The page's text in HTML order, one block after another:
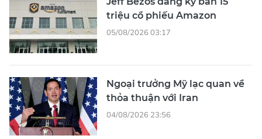
triệu cổ phiếu Amazon
05/08/2026 03:17
Ngoại trưởng Mỹ lạc quan về
thỏa thuận với Iran
04/08/2026 23:56